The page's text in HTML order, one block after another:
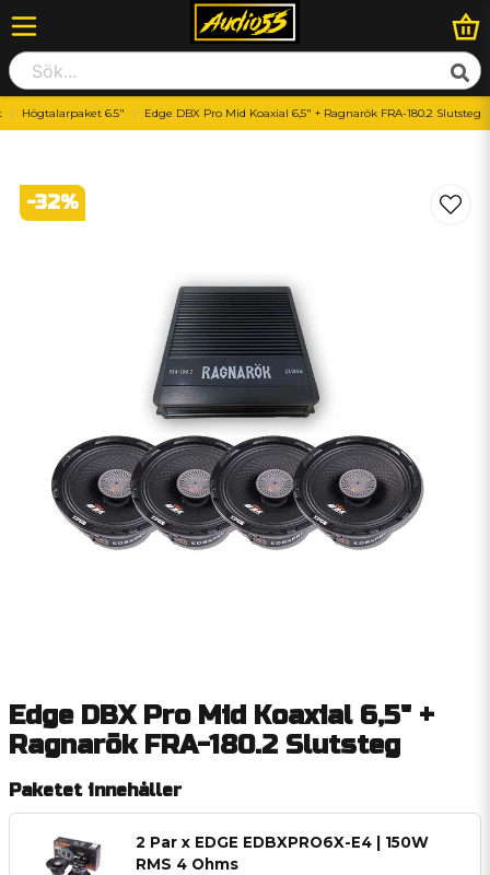
Högtalarpaket 6.5" Edge DBX Pro Mid Koaxial 6,5" + Ragnarök FRA-180.2 Slutsteg
-32%
Edge DBX Pro Mid Koaxial 6,5" +
Ragnarök FRA-180.2 Slutsteg
Paketet innehåller
2 Par x EDGE EDBXPRO6X-E4 | 150W
RMS 4 Ohms